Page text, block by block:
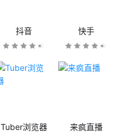
抖音 快手
Tuber浏览器 来疯直播